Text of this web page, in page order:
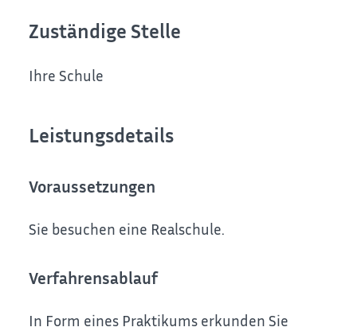
Zuständige Stelle
Ihre Schule
Leistungsdetails
Voraussetzungen
Sie besuchen eine Realschule.
Verfahrensablauf
In Form eines Praktikums erkunden Sie